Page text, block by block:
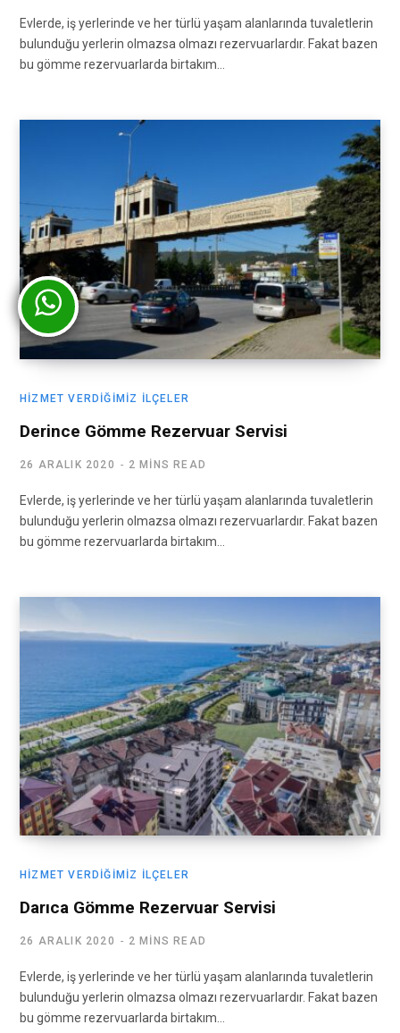
Evlerde, iş yerlerinde ve her türlü yaşam alanlarında tuvaletlerin
bulunduğu yerlerin olmazsa olmazı rezervuarlardır. Fakat bazen
bu gömme rezervuarlarda birtakım…
HIZMET VERDIĞIMIZ İLÇELER
Derince Gömme Rezervuar Servisi
26 ARALIK 2020 2 MINS READ
Evlerde, iş yerlerinde ve her türlü yaşam alanlarında tuvaletlerin
bulunduğu yerlerin olmazsa olmazı rezervuarlardır. Fakat bazen
bu gömme rezervuarlarda birtakım…
HIZMET VERDIĞIMIZ İLÇELER
Darıca Gömme Rezervuar Servisi
26 ARALIK 2020 2 MINS READ
Evlerde, iş yerlerinde ve her türlü yaşam alanlarında tuvaletlerin
bulunduğu yerlerin olmazsa olmazı rezervuarlardır. Fakat bazen
bu gömme rezervuarlarda birtakım…